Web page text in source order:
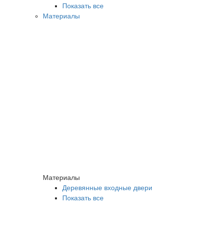
Показать все
Материалы
Материалы
Деревянные входные двери
Показать все